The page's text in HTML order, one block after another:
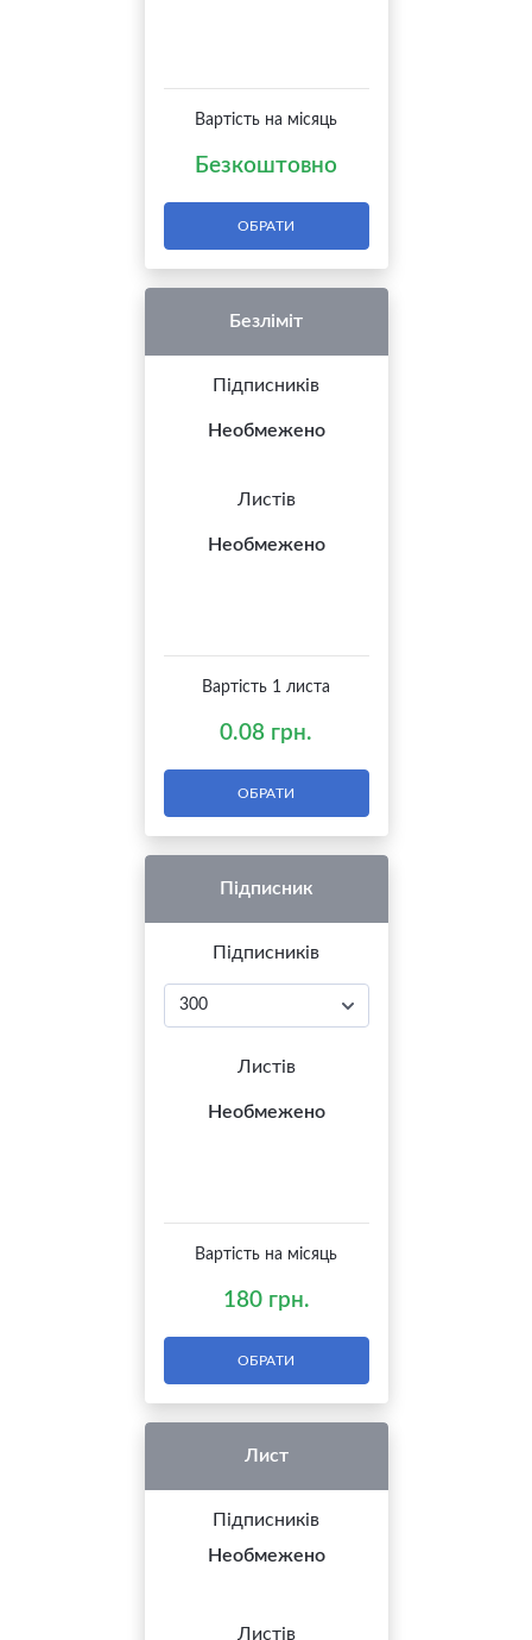
Вартість на місяць
Безкоштовно
ОБРАТИ
Безліміт
Підписників
Необмежено
Листів
Необмежено
Вартість 1 листа
0.08 грн.
ОБРАТИ
Підписник
Підписників
Листів
Необмежено
Вартість на місяць
180 грн.
ОБРАТИ
Лист
Підписників
Необмежено
Листів